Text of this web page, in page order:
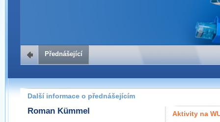
Přednášející
Další informace o přednášejícím
Roman Kümmel Aktivity na